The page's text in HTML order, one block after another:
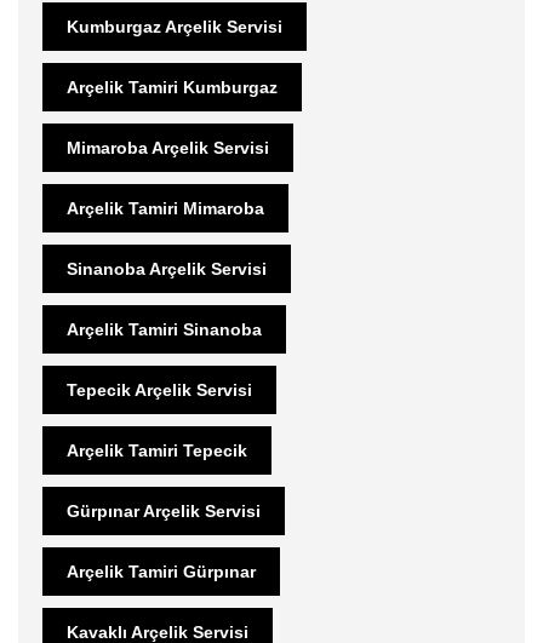
Kumburgaz Arçelik Servisi
Arçelik Tamiri Kumburgaz
Mimaroba Arçelik Servisi
Arçelik Tamiri Mimaroba
Sinanoba Arçelik Servisi
Arçelik Tamiri Sinanoba
Tepecik Arçelik Servisi
Arçelik Tamiri Tepecik
Gürpınar Arçelik Servisi
Arçelik Tamiri Gürpınar
Kavaklı Arçelik Servisi